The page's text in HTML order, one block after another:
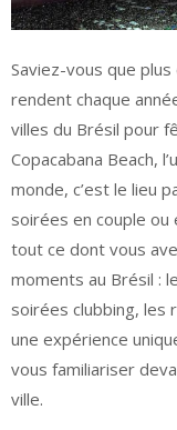
Saviez-vous que
rendent chaque
villes du Brésil pour
Copacabana Beach,
monde, c’est le lieu
soirées en couple ou
tout ce dont vous
moments au Brésil :
soirées clubbing, les
une expérience
vous familiariser
ville.